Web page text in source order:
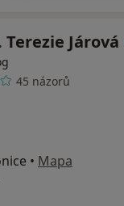
Terezie Járová
45 názorů
• Mapa